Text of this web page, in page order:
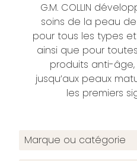
G.M. COLLIN
soins de la peau
pour tous les types
ainsi que pour
produits anti-
jusqu’aux peaux
les premiers
Marque ou catégorie